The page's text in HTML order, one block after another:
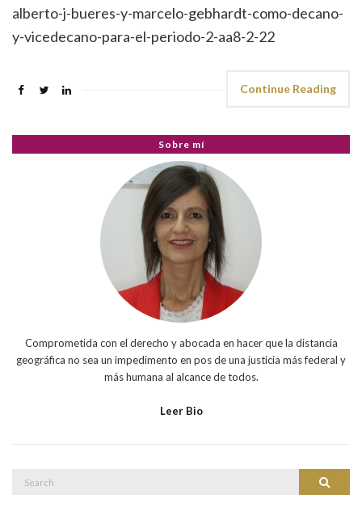
alberto-j-bueres-y-marcelo-gebhardt-como-decano-
y-vicedecano-para-el-periodo-2-aa8-2-22
Continue Reading
Sobre mí
Comprometida con el derecho y abocada en hacer que la distancia
geográfica no sea un impedimento en pos de una justicia más federal y
más humana al alcance de todos.
Leer Bio
Search